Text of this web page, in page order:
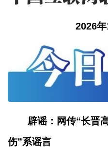
2026年
辟谣：网传“长晋
伤”系谣言